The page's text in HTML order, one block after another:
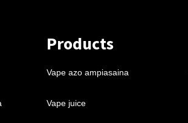
Products
Vape azo ampiasaina
Vape juice